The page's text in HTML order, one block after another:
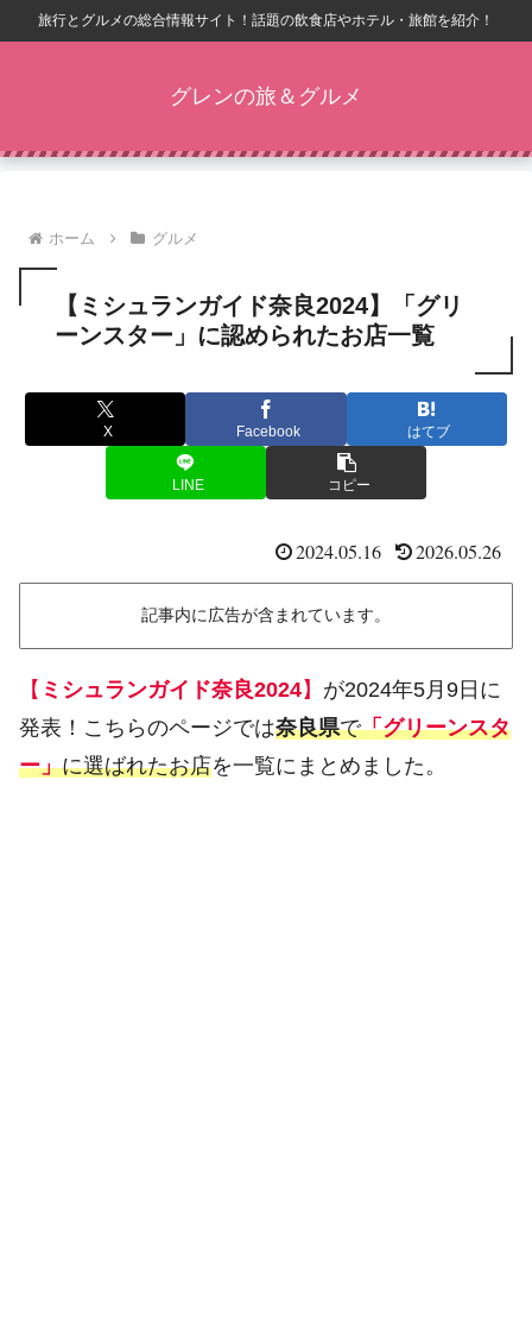
旅行とグルメの総合情報サイト！話題の飲食店やホテル・旅館を紹介！
グレンの旅＆グルメ
ホーム グルメ
【ミシュランガイド奈良2024】「グリ
ーンスター」に認められたお店一覧
X Facebook はてブ
LINE コピー
2024.05.16 2026.05.26
記事内に広告が含まれています。
【 ミシュランガイド奈良2024】 が2024年5月9日に
発表！こちらのページでは奈良県で「グリーンスタ
ー」に選ばれたお店を一覧にまとめました。